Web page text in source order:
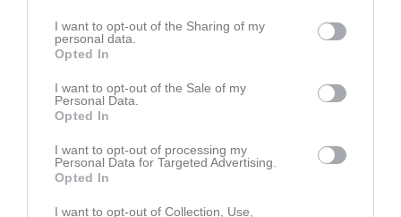
I want to opt-out of the Sharing of my
personal data.
Opted In
I want to opt-out of the Sale of my
Personal Data.
Opted In
I want to opt-out of processing my
Personal Data for Targeted Advertising.
Opted In
I want to opt-out of Collection, Use,
Dela
Kommentera
Du måste logga in för att kommentera